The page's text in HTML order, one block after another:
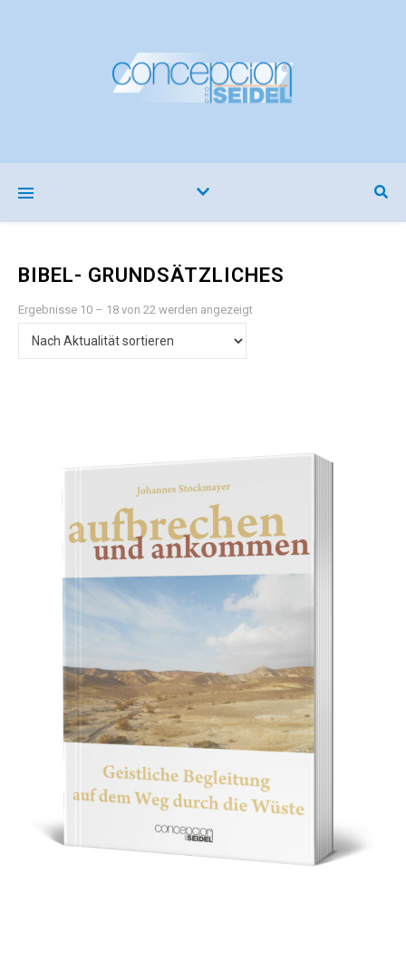
BIBEL- GRUNDSÄTZLICHES
Ergebnisse 10 – 18 von 22 werden angezeigtNach Aktualität sortiert